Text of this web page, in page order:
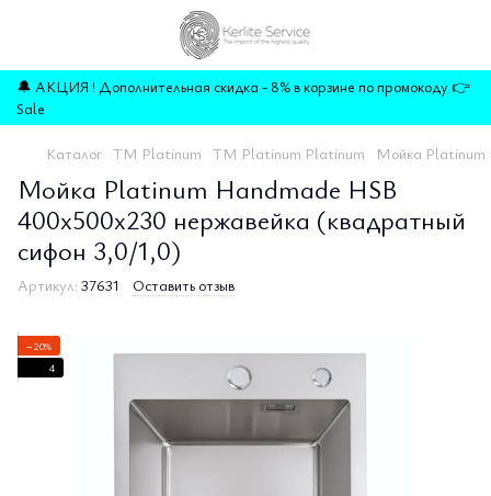
🔔 АКЦИЯ ! Дополнительная скидка - 8% в корзине по промокоду 👉
Sale
Каталог ТМ Platinum ТМ Platinum Platinum Мойка Platinum
Мойка Platinum Handmade HSB
400x500x230 нержавейка (квадратный
сифон 3,0/1,0)
Артикул: 37631 Оставить отзыв
−20%
4